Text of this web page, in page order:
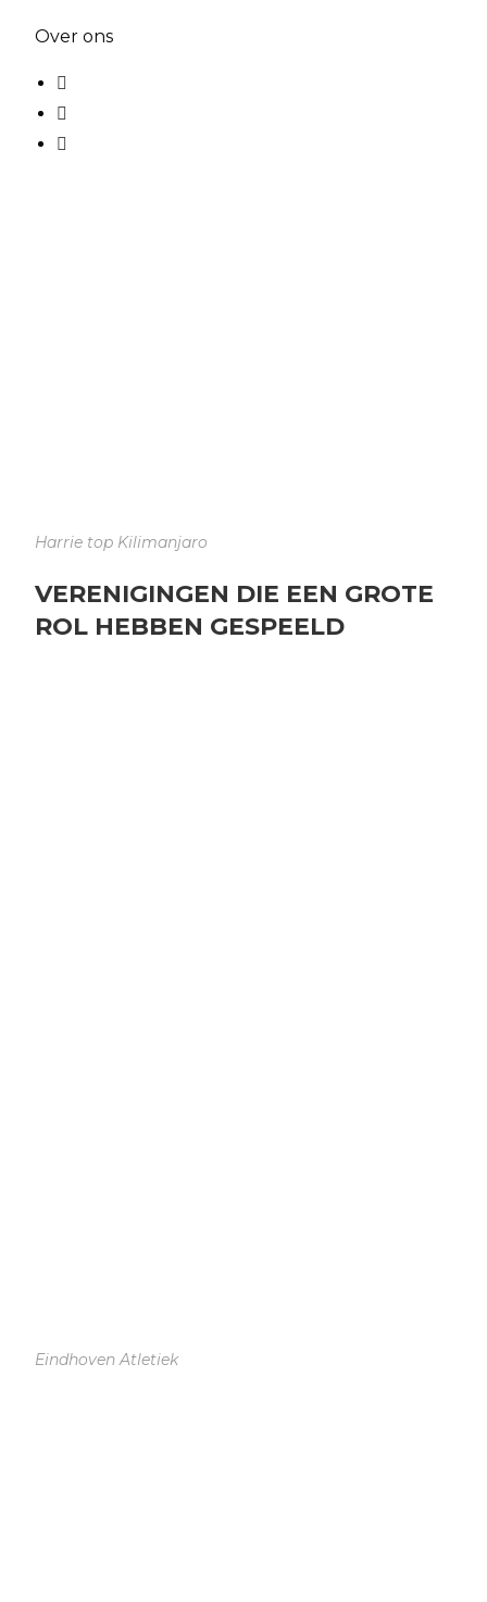
Over ons
Harrie top Kilimanjaro
VERENIGINGEN DIE EEN GROTE
ROL HEBBEN GESPEELD
Eindhoven Atletiek